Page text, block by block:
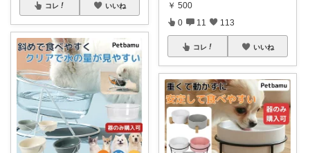
コレ いいね
￥ 500
0 11 113
コレ いいね